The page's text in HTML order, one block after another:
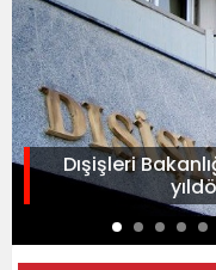
Dışişleri